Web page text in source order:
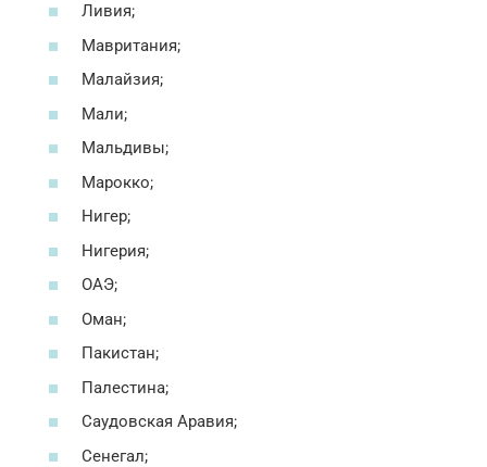
Ливия;
Мавритания;
Малайзия;
Мали;
Мальдивы;
Марокко;
Нигер;
Нигерия;
ОАЭ;
Оман;
Пакистан;
Палестина;
Саудовская Аравия;
Сенегал;